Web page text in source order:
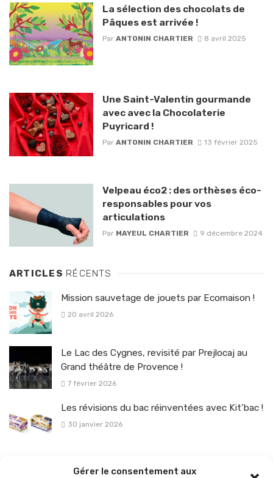
Gérer le consentement aux
La sélection des chocolats de
Pâques est arrivée !
Par ANTONIN CHARTIER 8 avril 2025
Une Saint-Valentin gourmande
avec avec la Chocolaterie
Puyricard !
Par ANTONIN CHARTIER 13 février 2025
Velpeau éco2 : des orthèses éco-
responsables pour vos
articulations
Par MAYEUL CHARTIER 9 décembre 2024
ARTICLES RÉCENTS
Mission sauvetage de jouets par Ecomaison !
20 avril 2026
Le Lac des Cygnes, revisité par Prejlocaj au
Grand théâtre de Provence !
7 février 2026
Les révisions du bac réinventées avec Kit’bac !
30 janvier 2026